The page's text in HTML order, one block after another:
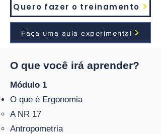
Quero fazer o treinamento
Faça uma aula experimental
O que você irá aprender?
Módulo 1
O que é Ergonomia
A NR 17
Antropometria